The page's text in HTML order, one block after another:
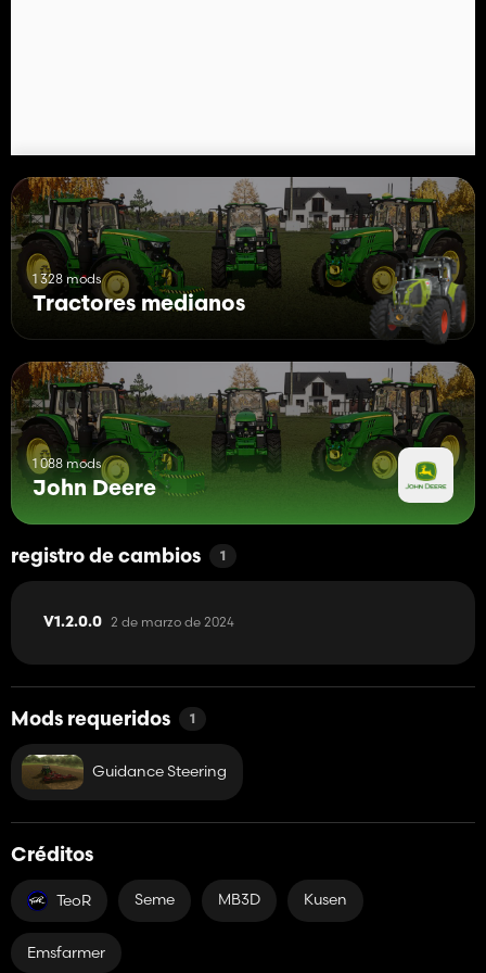
1 328 mods
Tractores medianos
1 088 mods
John Deere
registro de cambios 1
V1.2.0.0 2 de marzo de 2024
Mods requeridos 1
Guidance Steering
Créditos
TeoR Seme MB3D Kusen
Emsfarmer